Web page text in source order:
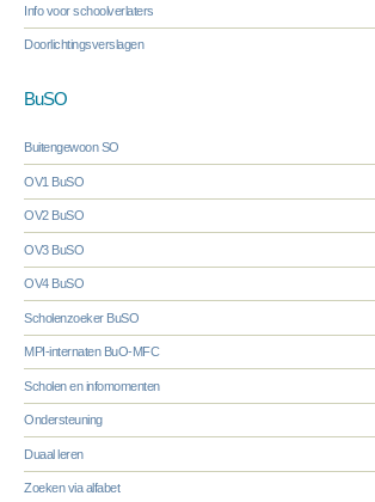
Info voor schoolverlaters
Doorlichtingsverslagen
BuSO
Buitengewoon SO
OV1 BuSO
OV2 BuSO
OV3 BuSO
OV4 BuSO
Scholenzoeker BuSO
MPI-internaten BuO-MFC
Scholen en infomomenten
Ondersteuning
Duaal leren
Zoeken via alfabet